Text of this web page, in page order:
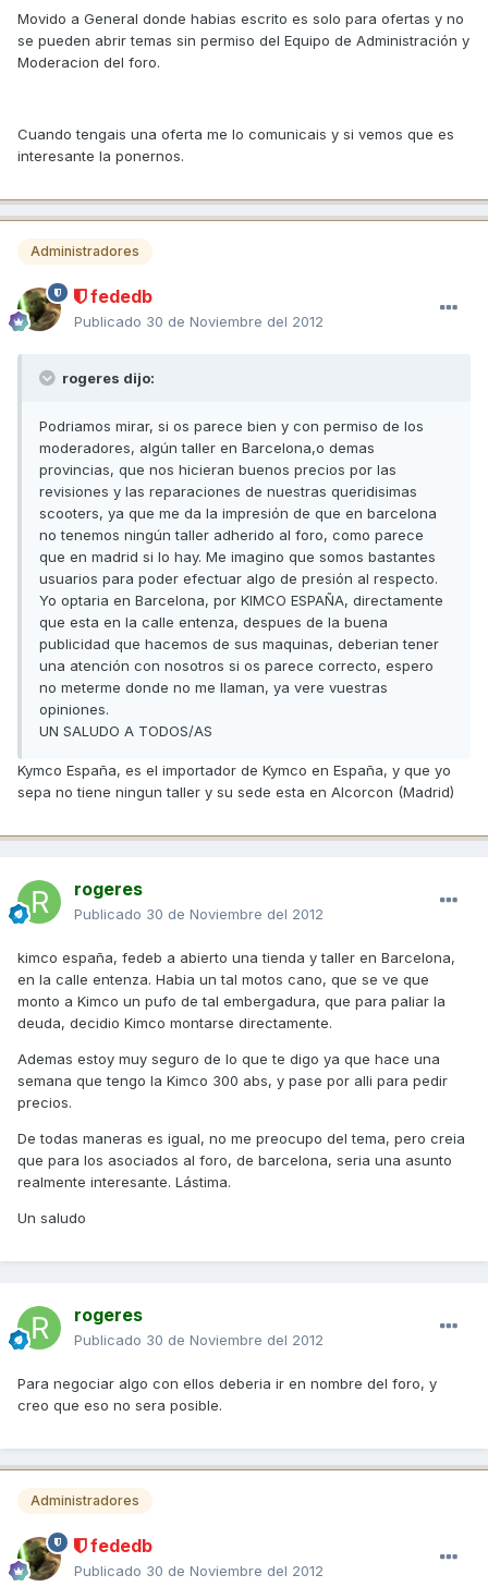
Movido a General donde habias escrito es solo para ofertas y no
se pueden abrir temas sin permiso del Equipo de Administración y
Moderacion del foro.
Cuando tengais una oferta me lo comunicais y si vemos que es
interesante la ponernos.
Administradores
fededb
Publicado 30 de Noviembre del 2012
rogeres dijo:
Podriamos mirar, si os parece bien y con permiso de los
moderadores, algún taller en Barcelona,o demas
provincias, que nos hicieran buenos precios por las
revisiones y las reparaciones de nuestras queridisimas
scooters, ya que me da la impresión de que en barcelona
no tenemos ningún taller adherido al foro, como parece
que en madrid si lo hay. Me imagino que somos bastantes
usuarios para poder efectuar algo de presión al respecto.
Yo optaria en Barcelona, por KIMCO ESPAÑA, directamente
que esta en la calle entenza, despues de la buena
publicidad que hacemos de sus maquinas, deberian tener
una atención con nosotros si os parece correcto, espero
no meterme donde no me llaman, ya vere vuestras
opiniones.
UN SALUDO A TODOS/AS
Kymco España, es el importador de Kymco en España, y que yo
sepa no tiene ningun taller y su sede esta en Alcorcon (Madrid)
rogeres
Publicado 30 de Noviembre del 2012
kimco españa, fedeb a abierto una tienda y taller en Barcelona,
en la calle entenza. Habia un tal motos cano, que se ve que
monto a Kimco un pufo de tal embergadura, que para paliar la
deuda, decidio Kimco montarse directamente.
Ademas estoy muy seguro de lo que te digo ya que hace una
semana que tengo la Kimco 300 abs, y pase por alli para pedir
precios.
De todas maneras es igual, no me preocupo del tema, pero creia
que para los asociados al foro, de barcelona, seria una asunto
realmente interesante. Lástima.
Un saludo
rogeres
Publicado 30 de Noviembre del 2012
Para negociar algo con ellos deberia ir en nombre del foro, y
creo que eso no sera posible.
Administradores
fededb
Publicado 30 de Noviembre del 2012